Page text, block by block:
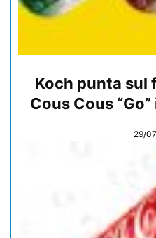
Koch punta sul
Cous Cous
29/